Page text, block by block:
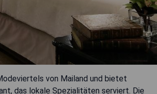
von Mailand und bietet
das lokale Spezialitäten serviert. Die